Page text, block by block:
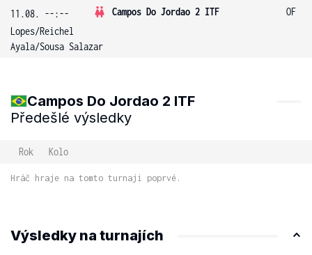
11.08. --:-- Campos Do Jordao 2 ITF
OF
Lopes/Reichel
Ayala/Sousa Salazar
Campos Do Jordao 2 ITF
Předešlé výsledky
Rok Kolo
Hráč hraje na tomto turnaji poprvé.
Výsledky na turnajích